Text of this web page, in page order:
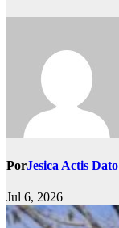
PorJesica Actis Dato
Jul 6, 2026